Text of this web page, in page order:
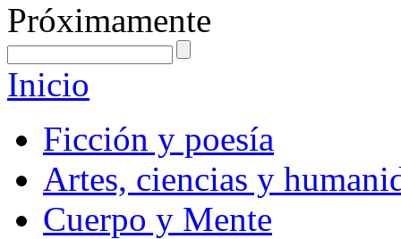
Próximamente
Inicio
Ficción y poesía
Artes, ciencias y
Cuerpo y Mente